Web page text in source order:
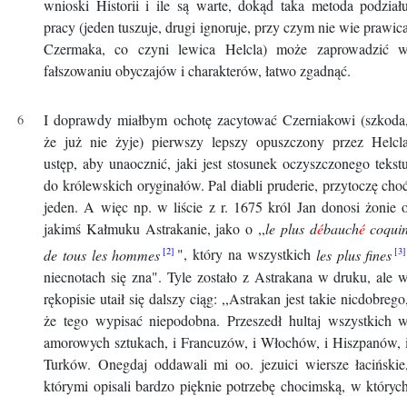
wnioski Historii i ile są warte, dokąd taka metoda
pracy (jeden tuszuje, drugi ignoruje, przy czym nie wie
Czermaka, co czyni lewica Helcla) może zaprowadzić
fałszowaniu obyczajów i charakterów, łatwo zgadnąć.
I doprawdy miałbym ochotę zacytować Czerniakowi
że już nie żyje) pierwszy lepszy opuszczony przez
ustęp, aby unaocznić, jaki jest stosunek oczyszczonego
do królewskich oryginałów. Pal diabli pruderie, przytoczę
jeden.A więc np. w liście z r. 1675 król Jan donosi żonie
jakimś Kałmuku Astrakanie, jako o ,,le plus débauché
de tous les hommes
", który na wszystkich les plus fines
niecnotach się zna". Tyle zostało z Astrakana w druku, ale
rękopisie utaił się dalszy ciąg: ,,Astrakan jest takie
że tego wypisać niepodobna. Przeszedł hultaj wszystkich
amorowych sztukach, i Francuzów, i Włochów, i Hiszpanów,
Turków. Onegdaj oddawali mi oo. jezuici wiersze
którymi opisali bardzo pięknie potrzebę chocimską, w